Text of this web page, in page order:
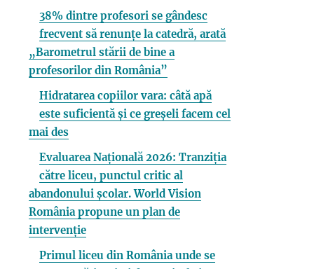
38% dintre profesori se gândesc
frecvent să renunțe la catedră, arată
„Barometrul stării de bine a
profesorilor din România”
Hidratarea copiilor vara: câtă apă
este suficientă și ce greșeli facem cel
mai des
Evaluarea Națională 2026: Tranziția
către liceu, punctul critic al
abandonului școlar. World Vision
România propune un plan de
intervenție
Primul liceu din România unde se